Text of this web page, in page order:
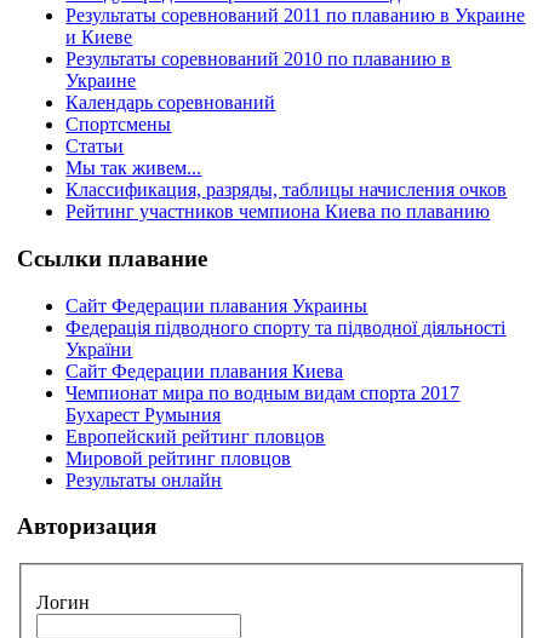
Результаты соревнований 2011 по плаванию в Украине
и Киеве
Результаты соревнований 2010 по плаванию в
Украине
Календарь соревнований
Спортсмены
Статьи
Мы так живем...
Классификация, разряды, таблицы начисления очков
Рейтинг участников чемпиона Киева по плаванию
Ссылки плавание
Сайт Федерации плавания Украины
Федерація підводного спорту та підводної діяльності
України
Сайт Федерации плавания Киева
Чемпионат мира по водным видам спорта 2017
Бухарест Румыния
Европейский рейтинг пловцов
Мировой рейтинг пловцов
Результаты онлайн
Авторизация
Логин